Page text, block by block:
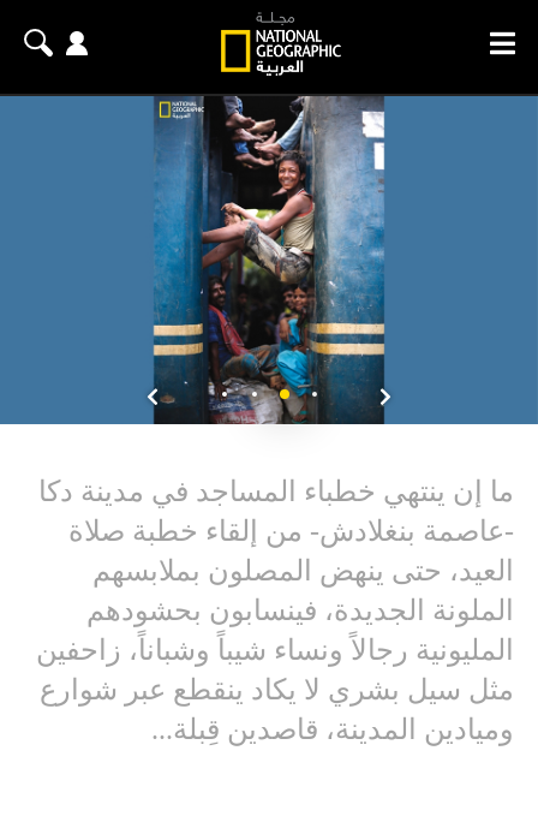
ما إن ينتهي خطباء المساجد في مدينة دكا
-عاصمة بنغلادش- من إلقاء خطبة صلاة
العيد، حتى ينهض المصلون بملابسهم
الملونة الجديدة، فينسابون بحشودهم
المليونية رجالاً ونساء شيباً وشباناً، زاحفين
مثل سيل بشري لا يكاد ينقطع عبر شوارع
وميادين المدينة، قاصدين قِبلة...